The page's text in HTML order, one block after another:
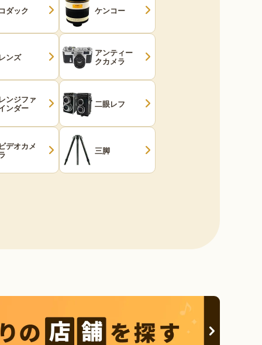
ダック ケンコー
ンズ アンティー
クカメラ
ンジファ
ンダー 二眼レフ
デオカメ 三脚